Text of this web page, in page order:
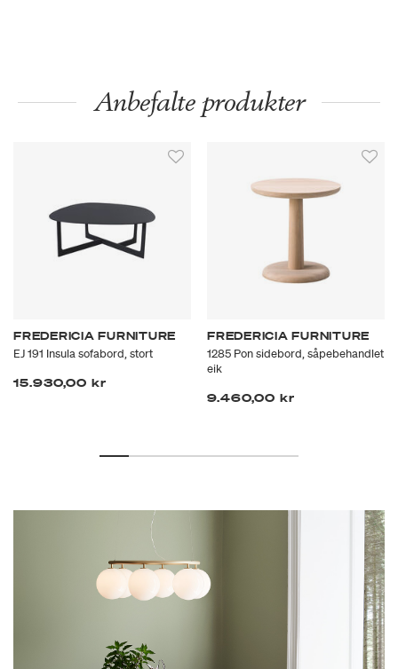
Anbefalte produkter
FREDERICIA FURNITURE
EJ 191 Insula sofabord, stort
15.930,00 kr
FREDERICIA FURNITURE
1285 Pon sidebord, såpebehandlet
eik
9.460,00 kr